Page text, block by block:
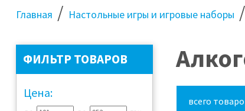
Главная / Настольные игры и игровые наборы /
ФИЛЬТР ТОВАРОВ
Цена:
всего